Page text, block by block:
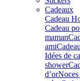
Cadeaux
Cadeau
Cadeau
maman
ami
Idées de
shower
d’orNoces